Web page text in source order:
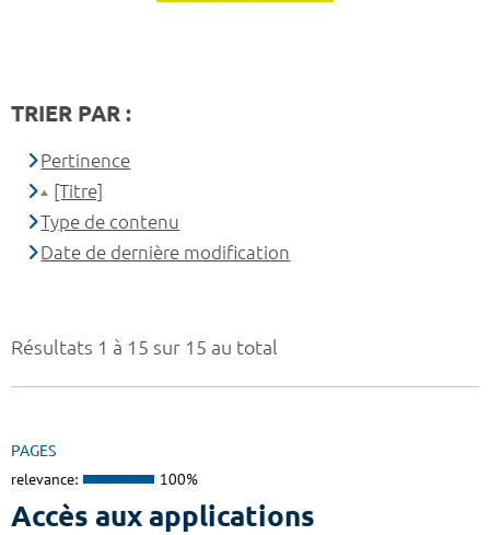
Résultats 1 à 15 sur 15 au total
PAGES
relevance: 100%
Accès aux applications
TRIER PAR :
Pertinence
[Titre]
Type de contenu
Date de dernière modification